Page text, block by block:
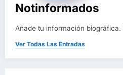
Notinformados
Añade tu información biográfica.
Ver Todas Las Entradas